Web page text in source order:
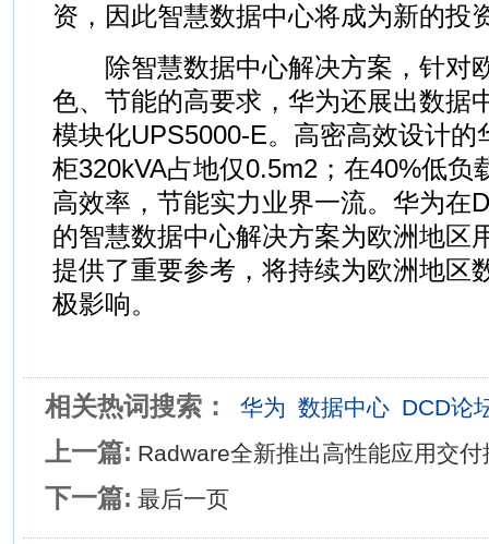
资，因此智慧数据中心将成为新的投
除智慧数据中心解决方案，针对
色、节能的高要求，华为还展出数
模块化UPS5000-E。高密高效设计的
柜320kVA占地仅0.5m2；在40%低负
高效率，节能实力业界一流。华为在
的智慧数据中心解决方案为欧洲地区
提供了重要参考，将持续为欧洲地区
极影响。
相关热词搜索： 华为 数据中心 DCD论
上一篇: Radware全新推出高性能应用交付
下一篇: 最后一页